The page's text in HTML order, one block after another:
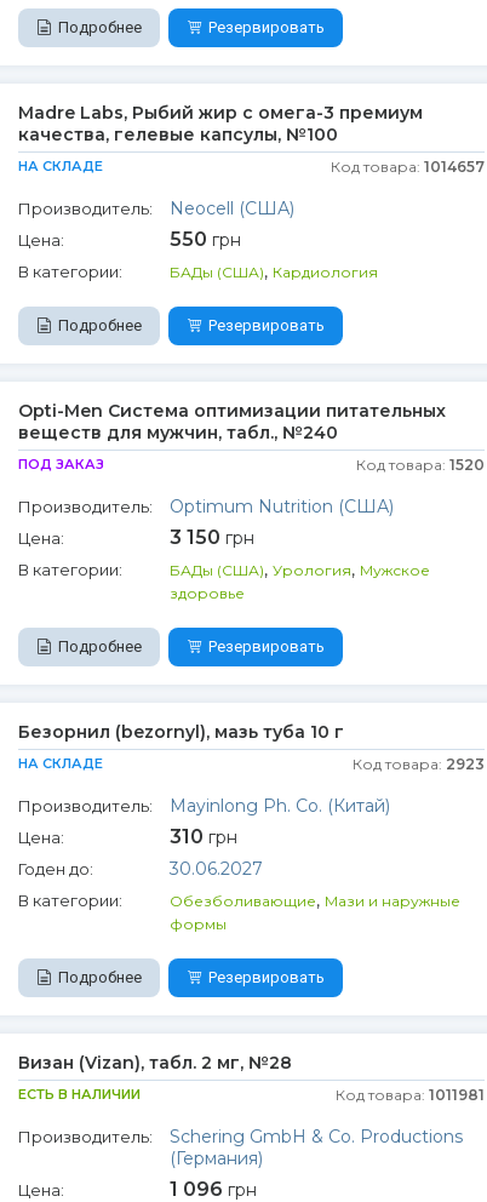
Подробнее Резервировать
Madre Labs, Рыбий жир с омега-3 премиум
качества, гелевые капсулы, №100
НА СКЛАДЕ Код товара: 1014657
Производитель: Neocell (США)
Цена: 550 грн
В категории: БАДы (США), Кардиология
Подробнее Резервировать
Opti-Men Система оптимизации питательных
веществ для мужчин, табл., №240
ПОД ЗАКАЗ Код товара: 1520
Производитель: Optimum Nutrition (США)
Цена: 3 150 грн
В категории: БАДы (США), Урология, Мужское
здоровье
Подробнее Резервировать
Безорнил (bezornyl), мазь туба 10 г
НА СКЛАДЕ Код товара: 2923
Производитель: Mayinlong Ph. Co. (Китай)
Цена: 310 грн
Годен до: 30.06.2027
В категории: Обезболивающие, Мази и наружные
формы
Подробнее Резервировать
Визан (Vizan), табл. 2 мг, №28
ЕСТЬ В НАЛИЧИИ Код товара: 1011981
Производитель:
Schering GmbH & Co. Productions
(Германия)
Цена: 1 096 грн